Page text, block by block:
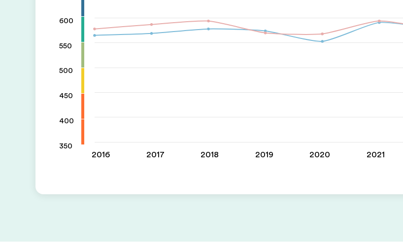
600
550
500
450
400
350
2016 2017 2018 2019 2020 2021